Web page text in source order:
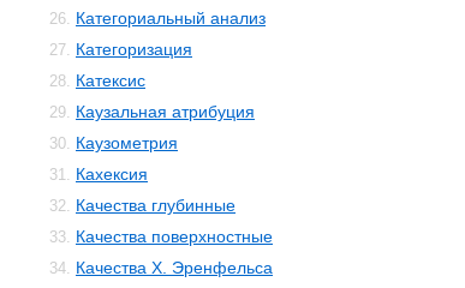
26. Категориальный анализ
27. Категоризация
28. Катексис
29. Каузальная атрибуция
30. Каузометрия
31. Кахексия
32. Качества глубинные
33. Качества поверхностные
34. Качества Х. Эренфельса